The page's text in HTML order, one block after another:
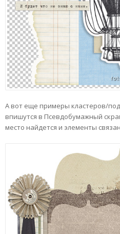
А вот еще примеры кластеров/
впишутся в Псевдобумажный
место найдется и элементы